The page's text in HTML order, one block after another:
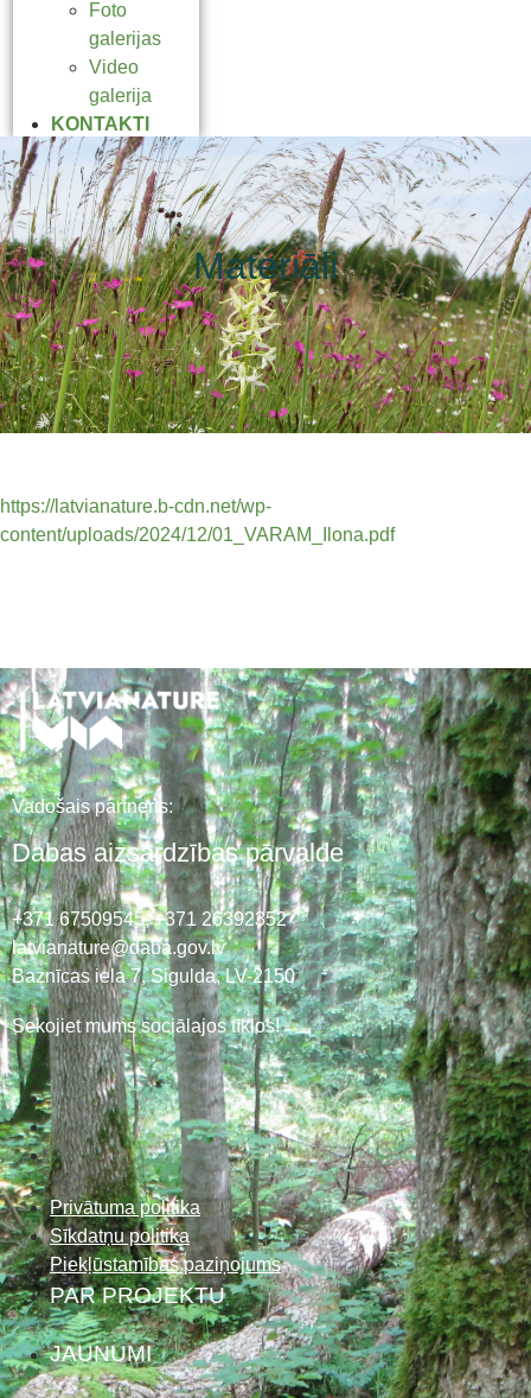
Foto
galerijas
Video
galerija
KONTAKTI
Materiāli
https://latvianature.b-cdn.net/wp-
content/uploads/2024/12/01_VARAM_Ilona.pdf
Vadošais partneris:
Dabas aizsardzības pārvalde
+371 67509545,+371 26392352
latvianature@daba.gov.lv
Baznīcas iela 7, Sigulda, LV-2150
Sekojiet mums sociālajos tīklos!
Privātuma politika
Sīkdatņu politika
Piekļūstamības paziņojums
PAR PROJEKTU
JAUNUMI